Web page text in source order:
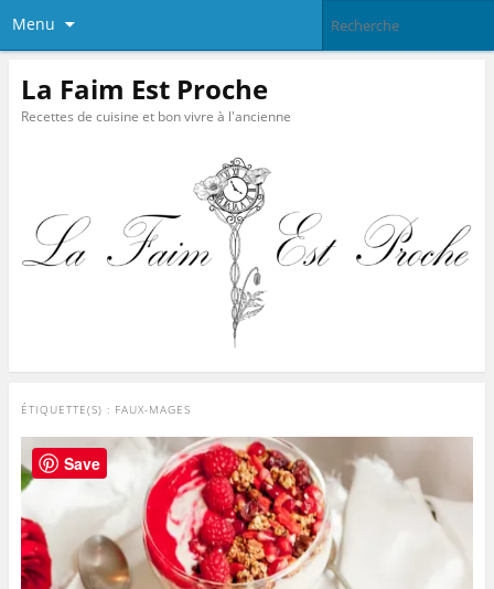
Menu
La Faim Est Proche
Recettes de cuisine et bon vivre à l'ancienne
ÉTIQUETTE(S) : FAUX-MAGES
Save